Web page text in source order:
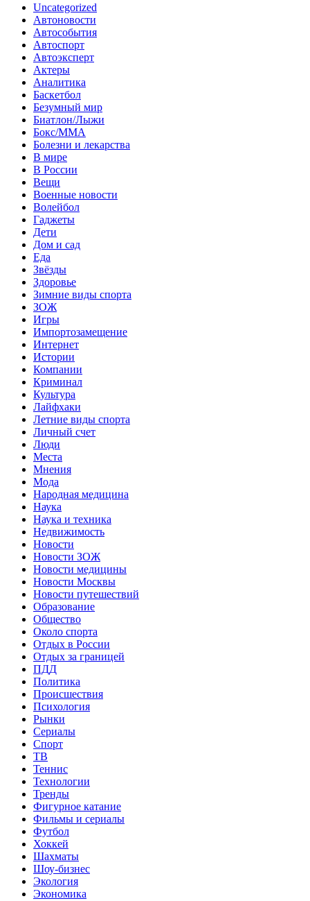
Uncategorized
Автоновости
Автособытия
Автоспорт
Автоэксперт
Актеры
Аналитика
Баскетбол
Безумный мир
Биатлон/Лыжи
Бокс/MMA
Болезни и лекарства
В мире
В России
Вещи
Военные новости
Волейбол
Гаджеты
Дети
Дом и сад
Еда
Звёзды
Здоровье
Зимние виды спорта
ЗОЖ
Игры
Импортозамещение
Интернет
Истории
Компании
Криминал
Культура
Лайфхаки
Летние виды спорта
Личный счет
Люди
Места
Мнения
Мода
Народная медицина
Наука
Наука и техника
Недвижимость
Новости
Новости ЗОЖ
Новости медицины
Новости Москвы
Новости путешествий
Образование
Общество
Около спорта
Отдых в России
Отдых за границей
ПДД
Политика
Происшествия
Психология
Рынки
Сериалы
Спорт
ТВ
Теннис
Технологии
Тренды
Фигурное катание
Фильмы и сериалы
Футбол
Хоккей
Шахматы
Шоу-бизнес
Экология
Экономика